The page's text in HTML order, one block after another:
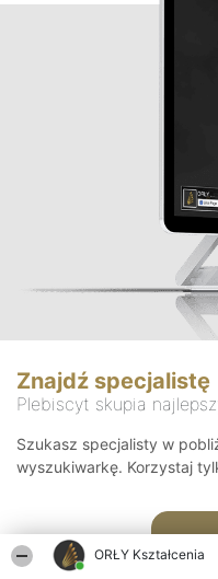
ORŁY Kształcenia
Znajdź specjalistę
Plebiscyt skupia
Szukasz specjalisty w
wyszukiwarkę. Korzystaj